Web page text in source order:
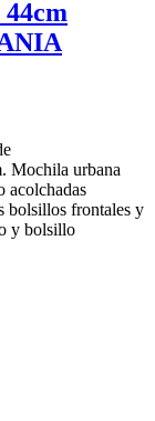
urbana
acolchadas
bolsillos frontales y
y bolsillo